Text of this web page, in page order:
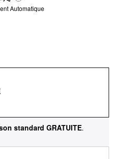
Automatique
standard GRATUITE.